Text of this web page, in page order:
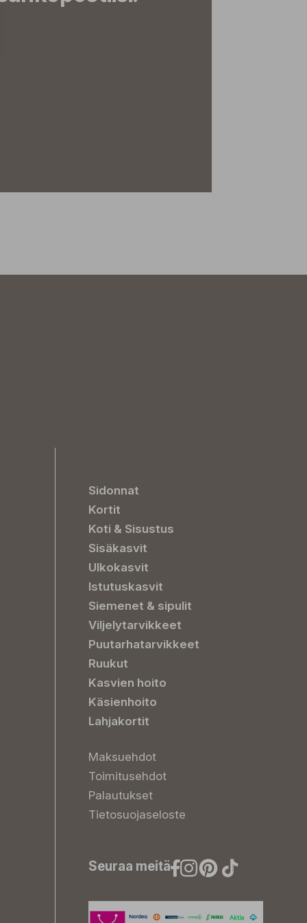
Sidonnat
Kortit
Koti & Sisustus
Sisäkasvit
Ulkokasvit
Istutuskasvit
Siemenet & sipulit
Viljelytarvikkeet
Puutarhatarvikkeet
Ruukut
Kasvien hoito
Käsienhoito
Lahjakortit
Maksuehdot
Toimitusehdot
Palautukset
Tietosuojaseloste
Seuraa meitä